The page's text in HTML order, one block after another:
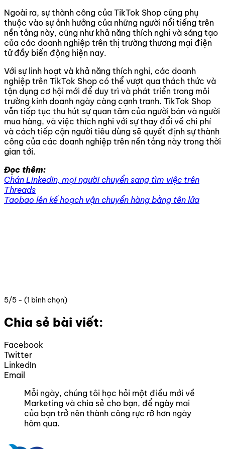
Ngoài ra, sự thành công của TikTok Shop cũng phụ
thuộc vào sự ảnh hưởng của những người nổi tiếng trên
nền tảng này, cũng như khả năng thích nghi và sáng tạo
của các doanh nghiệp trên thị trường thương mại điện
tử đầy biến động hiện nay.
Với sự linh hoạt và khả năng thích nghi, các doanh
nghiệp trên TikTok Shop có thể vượt qua thách thức và
tận dụng cơ hội mới để duy trì và phát triển trong môi
trường kinh doanh ngày càng cạnh tranh. TikTok Shop
vẫn tiếp tục thu hút sự quan tâm của người bán và người
mua hàng, và việc thích nghi với sự thay đổi về chi phí
và cách tiếp cận người tiêu dùng sẽ quyết định sự thành
công của các doanh nghiệp trên nền tảng này trong thời
gian tới.
Đọc thêm:
Chán LinkedIn, mọi người chuyển sang tìm việc trên
Threads
Taobao lên kế hoạch vận chuyển hàng bằng tên lửa
5/5 - (1 bình chọn)
Chia sẻ bài viết:
Facebook
Twitter
LinkedIn
Email
Mỗi ngày, chúng tôi học hỏi một điều mới về
Marketing và chia sẻ cho bạn, để ngày mai
của bạn trở nên thành công rực rỡ hơn ngày
hôm qua.